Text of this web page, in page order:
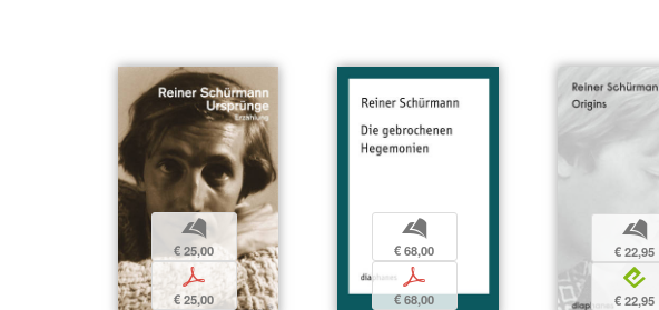
b
€ 25,00
p
€ 25,00
b
€ 68,00
p
€ 68,00
b
€ 22,95
e
€ 22,95